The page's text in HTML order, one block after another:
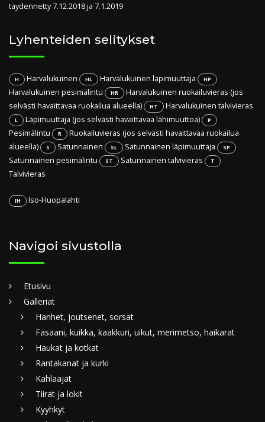
täydennetty 7.12.2018 ja 7.1.2019
Lyhenteiden selitykset
H Harvalukuinen HL Harvalukuinen läpimuuttaja HP
Harvalukuinen pesimälintu HR
Harvalukuinen ruokailuvieras (jos
selvästi havaittavaa ruokailua alueella)
HT Harvalukuinen talvivieras
L Läpimuuttaja (jos selvästi havaittavaa lähimuuttoa) P
Pesimälintu R
Ruokailuvieras (jos selvästi havaittavaa ruokailua
alueella)
S Satunnainen SL Satunnainen läpimuuttaja SP
Satunnainen pesimälintu ST Satunnainen talvivieras T
Talvivieras
IH Iso-Huopalahti
Navigoi sivustolla
Etusivu
Galleriat
Hanhet, joutsenet, sorsat
Fasaani, kuikka, kaakkuri, uikut, merimetso, haikarat
Haukat ja kotkat
Rantakanat ja kurki
Kahlaajat
Tiirat ja lokit
Kyyhkyt